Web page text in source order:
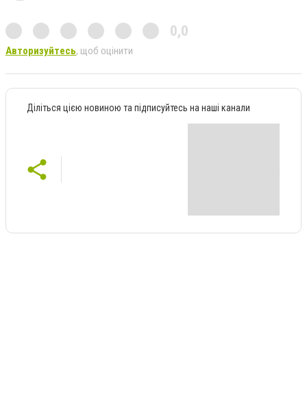
0,0
Авторизуйтесь, щоб оцінити
Діліться цією новиною та підписуйтесь на наші канали